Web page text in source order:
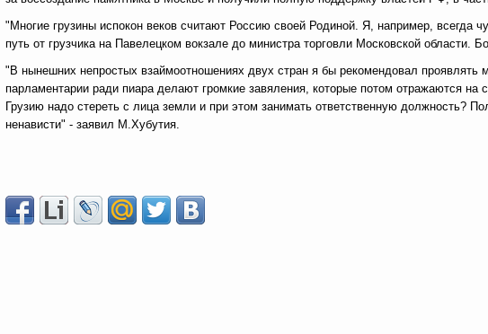
"Многие грузины испокон веков считают Россию своей Родиной. Я, например, всегда
путь от грузчика на Павелецком вокзале до министра торговли Московской области.
"В нынешних непростых взаймоотношениях двух стран я бы рекомендовал проявлять
парламентарии ради пиара делают громкие завяления, которые потом отражаются
Грузию надо стереть с лица земли и при этом занимать ответственную должность?
ненависти" - заявил М.Хубутия.